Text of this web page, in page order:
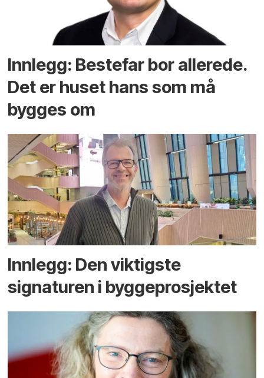
Innlegg: Bestefar bor allerede.
Det er huset hans som må
bygges om
Innlegg: Den viktigste
signaturen i bygge­­prosjektet